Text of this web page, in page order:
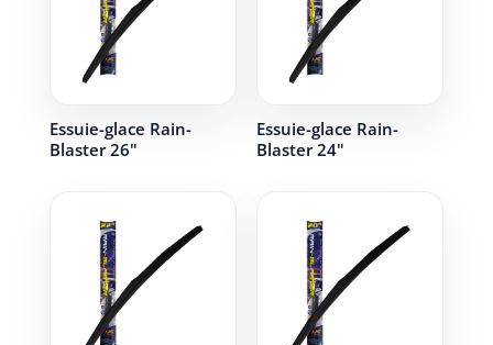
Essuie-glace Rain-
Blaster 26"
Essuie-glace Rain-
Blaster 24"